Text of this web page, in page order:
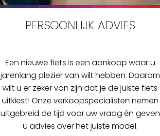
PERSOONLIJK ADVIES
Een nieuwe fiets is een aankoop waar u
jarenlang plezier van wilt hebben. Daarom
wilt u er zeker van zijn dat je de juiste fiets
uitkiest! Onze verkoopspecialisten nemen
uitgebreid de tijd voor uw vraag én geven
u advies over het juiste model.